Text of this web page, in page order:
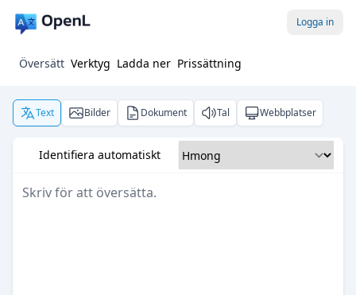
Logga in
Översätt Verktyg Ladda ner Prissättning
Text Bilder Dokument Tal Webbplatser
Identifiera automatiskt